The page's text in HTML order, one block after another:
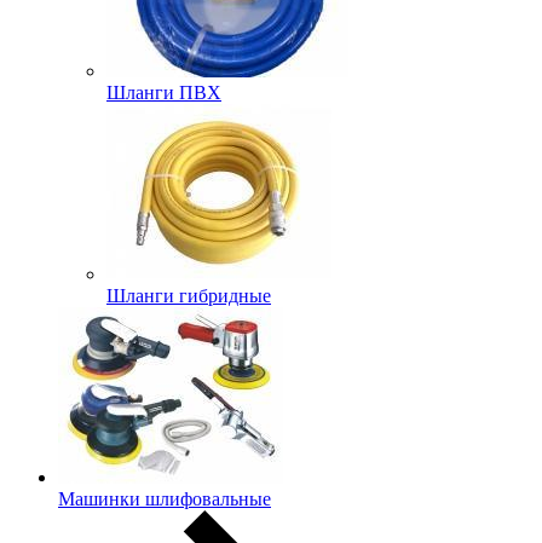
Шланги ПВХ
Шланги гибридные
Машинки шлифовальные